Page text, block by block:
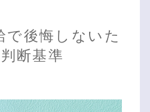
で後悔しないた
断基準